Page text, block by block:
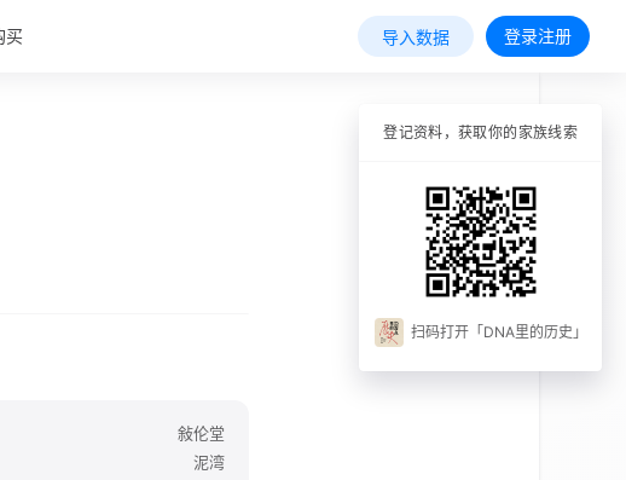
买 导入数据 登录注册
敍伦堂
泥湾
登记资料，获取你的家族线索
扫码打开「DNA里的历史」